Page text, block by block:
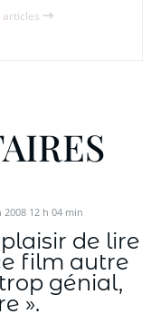
articles
2008 12 h 04 min
de lire
film autre
génial,
».